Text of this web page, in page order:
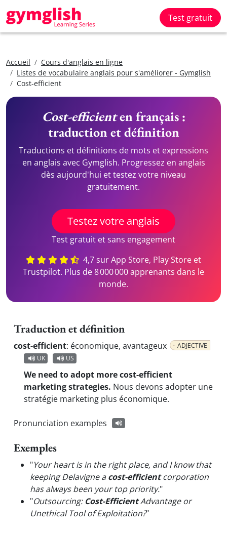
Test gratuit
Accueil
Cours d'anglais en ligne
Listes de vocabulaire anglais pour s'améliorer - Gymglish
Cost-efficient
Cost-efficienten français :
traduction et définition
Traductions et définitions de mots et expressions
en anglais avec Gymglish. Progressez en anglais
dès aujourd'hui et testez votre niveau
gratuitement.
Testez votre anglais
Test gratuit et sans engagement
4,7 sur App Store, Play Store et
Trustpilot. Plus de 8 000 000 apprenants dans le
monde.
Traduction et définition
cost-efficient: économique, avantageux
ADJECTIVE
UK
US
We need to adopt more cost-efficient
marketing strategies. Nous devons adopter une
stratégie marketing plus économique.
Pronunciation examples
Exemples
"Your heart is in the right place, and I know that
keeping Delavigne acost-efficientcorporation
has always been your top priority."
"Outsourcing: Cost-EfficientAdvantage or
Unethical Tool of Exploitation?"